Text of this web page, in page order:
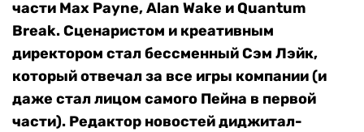
части Max Payne, Alan Wake и Quantum
Break. Сценаристом и креативным
директором стал бессменный Сэм Лэйк,
который отвечал за все игры компании (и
даже стал лицом самого Пейна в первой
части). Редактор новостей диджитал-